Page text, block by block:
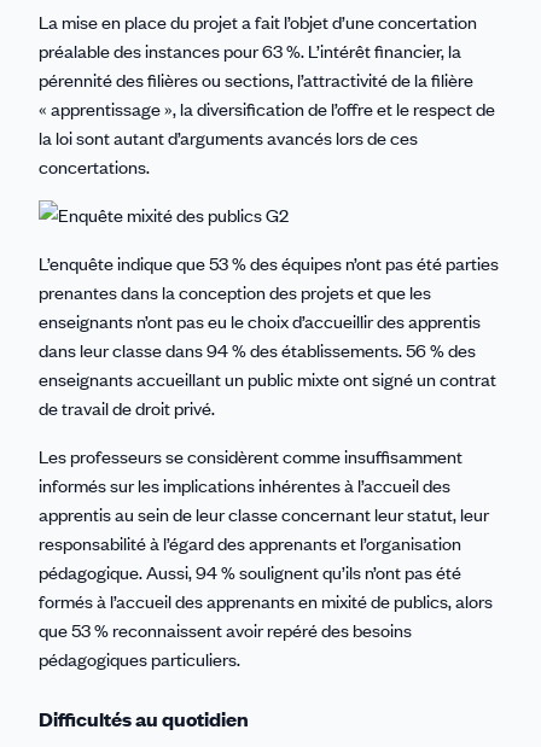
La mise en place du projet a fait l’objet d’une concertation
préalable des instances pour 63 %. L’intérêt financier, la
pérennité des filières ou sections, l’attractivité de la filière
« apprentissage », la diversification de l’offre et le respect de
la loi sont autant d’arguments avancés lors de ces
concertations.
L’enquête indique que 53 % des équipes n’ont pas été parties
prenantes dans la conception des projets et que les
enseignants n’ont pas eu le choix d’accueillir des apprentis
dans leur classe dans 94 % des établissements. 56 % des
enseignants accueillant un public mixte ont signé un contrat
de travail de droit privé.
Les professeurs se considèrent comme insuffisamment
informés sur les implications inhérentes à l’accueil des
apprentis au sein de leur classe concernant leur statut, leur
responsabilité à l’égard des apprenants et l’organisation
pédagogique. Aussi, 94 % soulignent qu’ils n’ont pas été
formés à l’accueil des apprenants en mixité de publics, alors
que 53 % reconnaissent avoir repéré des besoins
pédagogiques particuliers.
Difficultés au quotidien